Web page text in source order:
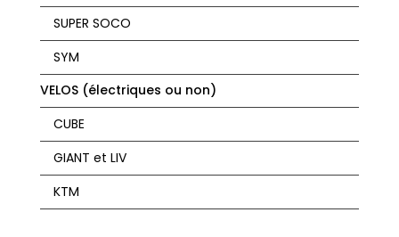
SUPER SOCO
SYM
VELOS (électriques ou non)
CUBE
GIANT et LIV
KTM